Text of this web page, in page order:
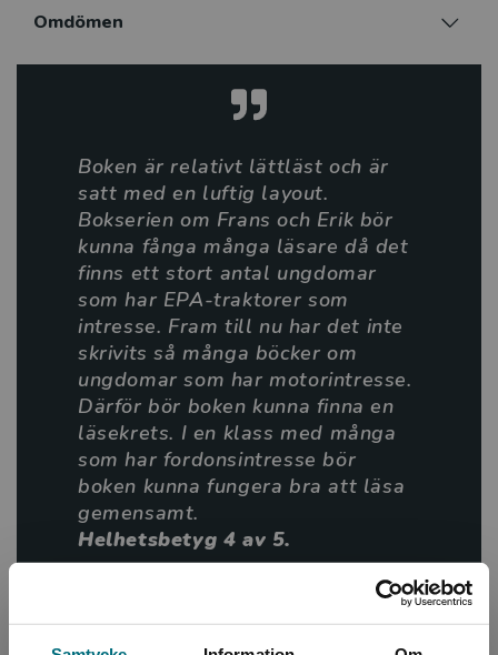
intressen - motorer.
och ungdomsboksförfattare. I sin serie Epa-liv skriver
han för de som lägger mycket tid och energi på sin
utanförskap.
Misstänkt för brott är andra delen i tonårsserien Epa-
Sagt om En ny vänskap
”Teman som den första kärleken och att vara
annorlunda i en tämligen konform miljö gör
berättelsen intressant. /…/I boken förekommer både
pojkar och flickor och skillnaden mellan landsbygd och
stad beskrivs, vilket är positivt.” Ulf Tegnander, BTJ-
häfte nr 7/2022
Omdömen
Boken är relativt lättläst och är
satt med en luftig layout.
Bokserien om Frans och Erik bör
kunna fånga många läsare då det
finns ett stort antal ungdomar
som har EPA-traktorer som
intresse. Fram till nu har det inte
skrivits så många böcker om
ungdomar som har motorintresse.
Därför bör boken kunna finna en
läsekrets. I en klass med många
som har fordonsintresse bör
boken kunna fungera bra att läsa
gemensamt.
Helhetsbetyg 4 av 5.